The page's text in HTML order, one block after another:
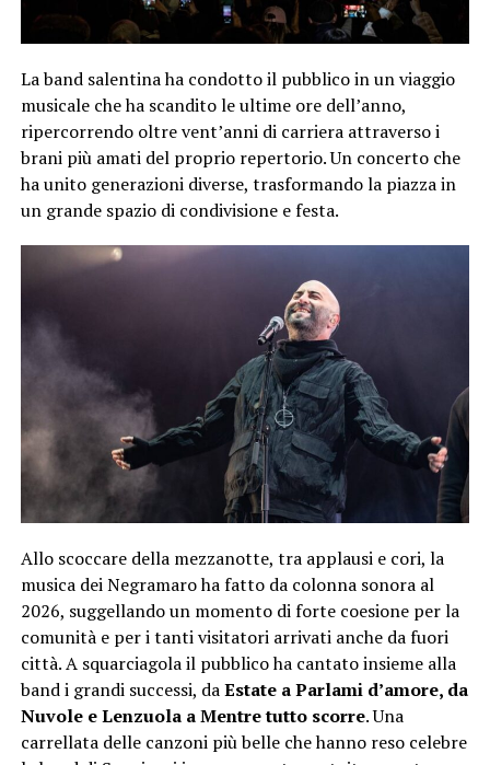
La band salentina ha condotto il pubblico in un viaggio
musicale che ha scandito le ultime ore dell’anno,
ripercorrendo oltre vent’anni di carriera attraverso i
brani più amati del proprio repertorio. Un concerto che
ha unito generazioni diverse, trasformando la piazza in
un grande spazio di condivisione e festa.
Allo scoccare della mezzanotte, tra applausi e cori, la
musica dei Negramaro ha fatto da colonna sonora al
2026, suggellando un momento di forte coesione per la
comunità e per i tanti visitatori arrivati anche da fuori
città. A squarciagola il pubblico ha cantato insieme alla
band i grandi successi, daEstate a Parlami d’amore, da
Nuvole e Lenzuola a Mentre tutto scorre. Una
carrellata delle canzoni più belle che hanno reso celebre